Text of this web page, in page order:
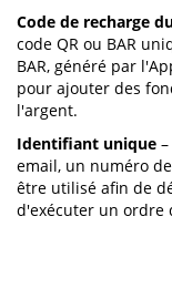
Code de recharge
code QR ou BAR
BAR, généré par
pour ajouter des
l'argent.
Identifiant unique
email, un numéro
être utilisé afin de
d'exécuter un ordre